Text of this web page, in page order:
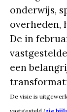
onderwijs,
overheden,
De in
een
De visie is